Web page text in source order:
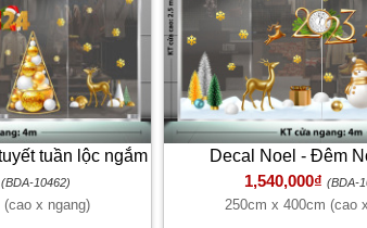
tuần lộc ngắm
rơi
(BDA-10462)
x ngang)
Decal Noel - Đêm
1,540,000₫ (BDA-
250cm x 400cm (cao